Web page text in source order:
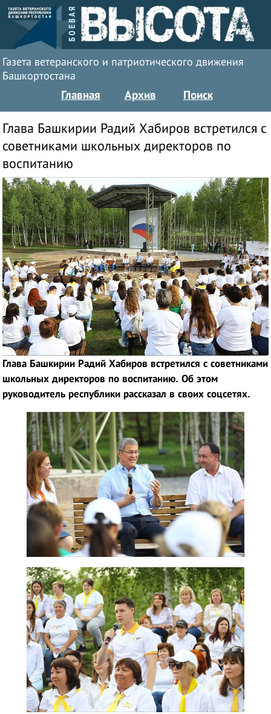
Газета ветеранского и патриотического движения
Башкортостана
Главная Архив Поиск
Глава Башкирии Радий Хабиров встретился с
советниками школьных директоров по
воспитанию
Глава Башкирии Радий Хабиров встретился с советниками
школьных директоров по воспитанию. Об этом
руководитель республики рассказал в своих соцсетях.